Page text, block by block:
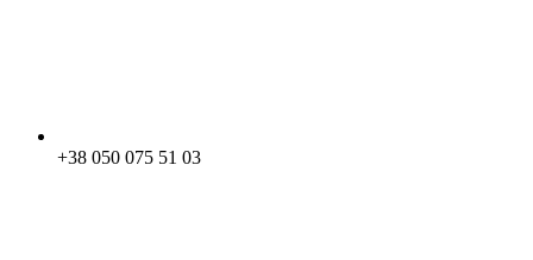
+38 050 075 51 03